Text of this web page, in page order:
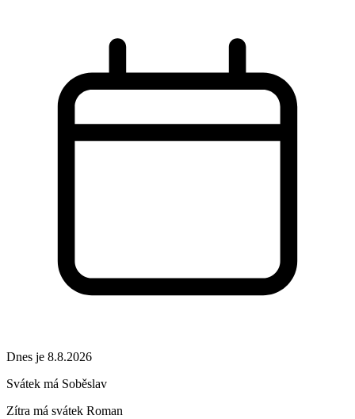
Dnes je 8.8.2026
Svátek má Soběslav
Zítra má svátek Roman